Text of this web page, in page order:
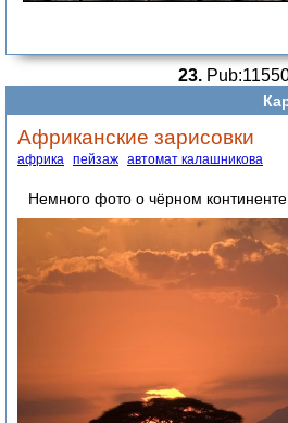
23.
Африканские зарисовки
африка пейзаж автомат калашникова
Немного фото о чёрном континенте